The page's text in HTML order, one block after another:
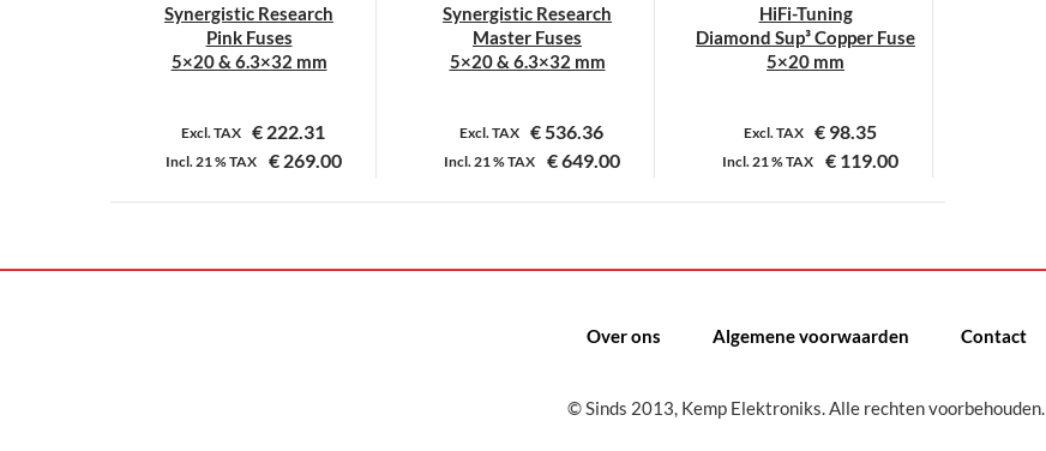
Synergistic Research
Pink Fuses
5×20 & 6.3×32 mm
Excl. TAX € 222.31
Incl.21 %TAX €269.00
Dit
heeft
Synergistic Research
Master Fuses
5×20 & 6.3×32 mm
Excl. TAX € 536.36
Incl.21 %TAX €649.00
Dit
heeft
HiFi-Tuning
Diamond Sup³ Copper Fuse
5×20 mm
Excl. TAX €98.35
Incl.21 %TAX €119.00
Dit
heeft
kan
Over ons Algemene voorwaarden Contact
© Sinds 2013, Kemp Elektroniks. Alle rechten voorbehouden.